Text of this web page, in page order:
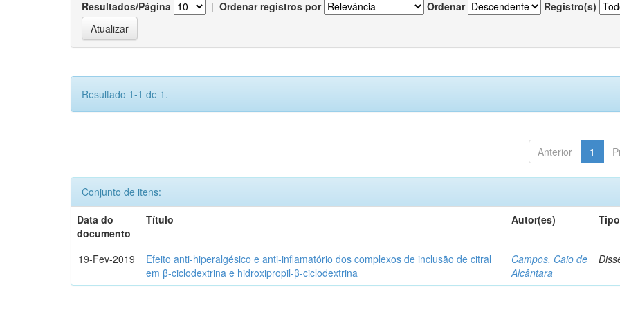
Resultados/Página | Ordenar registros por Ordenar Registro(s)
Resultado 1-1 de 1.
Anterior 1
Conjunto de itens:
Data do
documento
Título Autor(es) Tipo
19-Fev-2019
Efeito anti-hiperalgésico e anti-inflamatório dos complexos de inclusão de citral
em β-ciclodextrina e hidroxipropil-β-ciclodextrina
Campos, Caio de
Alcântara